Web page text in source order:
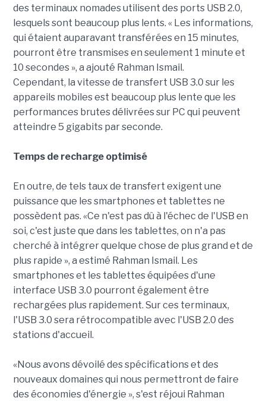
des terminaux nomades utilisent des ports USB 2.0,
lesquels sont beaucoup plus lents. « Les informations,
qui étaient auparavant transférées en 15 minutes,
pourront être transmises en seulement 1 minute et
10 secondes », a ajouté Rahman Ismail.
Cependant, la vitesse de transfert USB 3.0 sur les
appareils mobiles est beaucoup plus lente que les
performances brutes délivrées sur PC qui peuvent
atteindre 5 gigabits par seconde.
Temps de recharge optimisé
En outre, de tels taux de transfert exigent une
puissance que les smartphones et tablettes ne
possèdent pas. «Ce n'est pas dû à l'échec de l'USB en
soi, c'est juste que dans les tablettes, on n'a pas
cherché à intégrer quelque chose de plus grand et de
plus rapide », a estimé Rahman Ismail. Les
smartphones et les tablettes équipées d'une
interface USB 3.0 pourront également être
rechargées plus rapidement. Sur ces terminaux,
l'USB 3.0 sera rétrocompatible avec l'USB 2.0 des
stations d'accueil.
«Nous avons dévoilé des spécifications et des
nouveaux domaines qui nous permettront de faire
des économies d'énergie », s'est réjoui Rahman